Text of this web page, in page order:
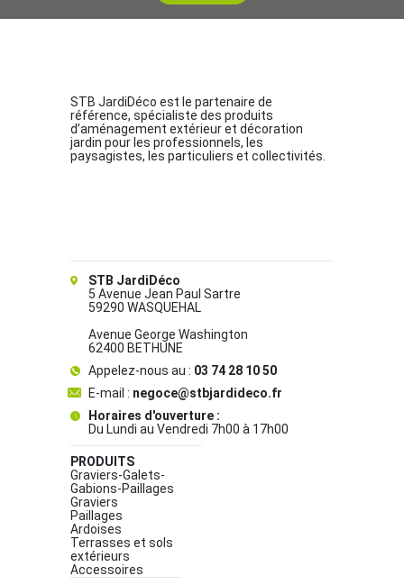
STB JardiDéco est le partenaire de
référence, spécialiste des produits
d’aménagement extérieur et décoration
jardin pour les professionnels, les
paysagistes, les particuliers et collectivités.
STB JardiDéco
5 Avenue Jean Paul Sartre
59290 WASQUEHAL
Avenue George Washington
62400 BETHUNE
Appelez-nous au : 03 74 28 10 50
E-mail : negoce@stbjardideco.fr
Horaires d'ouverture :
Du Lundi au Vendredi 7h00 à 17h00
PRODUITS
Graviers-Galets-
Gabions-Paillages
Graviers
Paillages
Ardoises
Terrasses et sols
extérieurs
Accessoires